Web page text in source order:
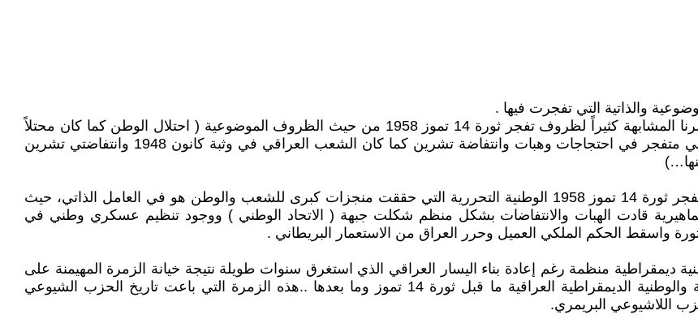
وعلينا أيضاً أن ننظر لثورة 14 تموز 1958 المجيدة في ظروف عصرنا المشابهة كثيراً لظروف تفجر ثورة 14 تموز 1958 من حيث الظروف الموضوعية ( احتلال الوطن كما كان محتلاً
-سلطة عميلة معزولة كما كان النظام الملكي العميل -غضب شعبي متفجر في احتجاجات وهبات وانتفاضة تشرين كما كان الشعب العراقي في وثبة كانون 1948 وانتفاضتي تشرين
أما الفارق الجوهري بين الوضع الراهن وبين الوضع الذي أفضى لتفجر ثورة 14 تموز 1958 الوطنية التحررية التي حققت منجزات كبرى للشعب والوطن هو في العامل الذاتي، حيث
قادت الهبات والانتفاضات بشكل منظم شكلت جبهة ( الاتحاد الوطني ) ووجود تنظيم عسكري وطني في
واسقط الحكم الملكي العميل وحرر العراق من الاستعمار البريطاني .
2003 لوجود حركة يسارية ووطنية ديمقراطية منظمة رغم إعادة بناء اليسار العراقي الذي استغرق سنوات طويلة نتيجة خيانة الزمرة المهيمنة على
قيادة الحزب الشيوعي العراقي الذي كان طليعة الحركة اليسارية والوطنية الديمقراطية العراقية ما قبل ثورة 14 تموز وما بعدها ..هذه الزمرة التي باعت تاريخ الحزب الشيوعي
اللاشيوعي البريمري.